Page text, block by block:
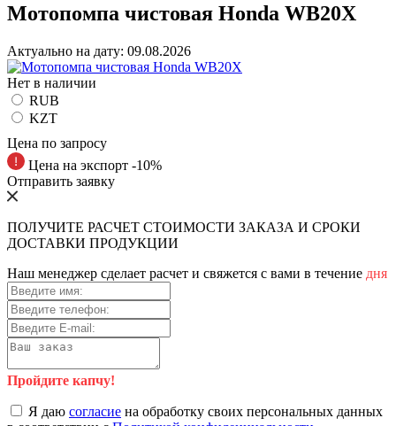
Мотопомпа чистовая Honda WB20X
Актуально на дату: 09.08.2026
Нет в наличии
RUB
KZT
Цена по запросу
Цена на экспорт -10%
Отправить заявку
ПОЛУЧИТЕ РАСЧЕТ СТОИМОСТИ ЗАКАЗА И СРОКИ
ДОСТАВКИ ПРОДУКЦИИ
Наш менеджер сделает расчет и свяжется с вами в течение дня
Пройдите капчу!
Я даю согласие на обработку своих персональных данных